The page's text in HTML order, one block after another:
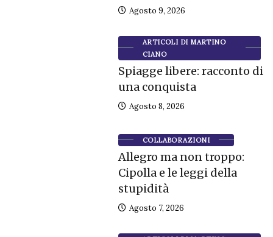
Agosto 9, 2026
ARTICOLI DI MARTINO
CIANO
Spiagge libere: racconto di
una conquista
Agosto 8, 2026
COLLABORAZIONI
Allegro ma non troppo:
Cipolla e le leggi della
stupidità
Agosto 7, 2026